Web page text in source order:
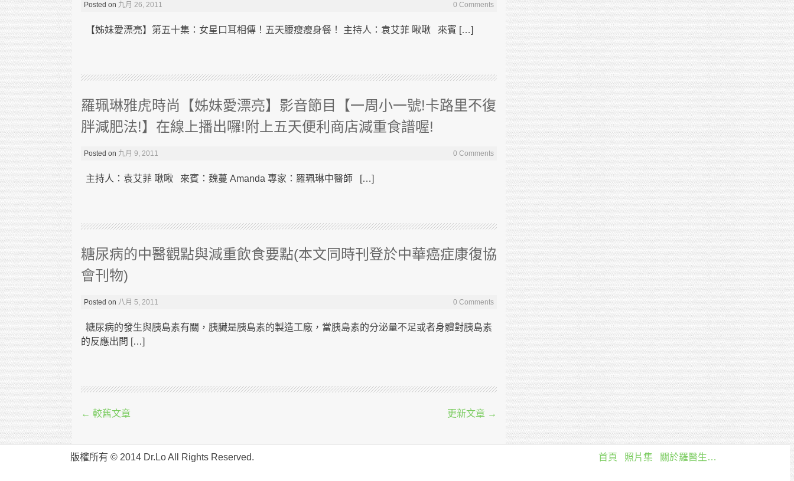
Posted on 九月 26, 2011 0 Comments
【姊妹愛漂亮】第五十集：女星口耳相傳！五天腰瘦瘦身餐！ 主持人：袁艾菲 啾啾 來賓 […]
羅珮琳雅虎時尚【姊妹愛漂亮】影音節目【一周小一號!卡路里不復
胖減肥法!】在線上播出囉!附上五天便利商店減重食譜喔!
Posted on 九月 9, 2011 0 Comments
主持人：袁艾菲 啾啾 來賓：魏蔓 Amanda 專家：羅珮琳中醫師 […]
糖尿病的中醫觀點與減重飲食要點(本文同時刊登於中華癌症康復協
會刊物)
Posted on 八月 5, 2011 0 Comments
糖尿病的發生與胰島素有關，胰臟是胰島素的製造工廠，當胰島素的分泌量不足或者身體對胰島素
的反應出問 […]
Post navigation
← 較舊文章 更新文章 →
首頁 照片集 關於羅醫生…
版權所有 © 2014 Dr.Lo All Rights Reserved.